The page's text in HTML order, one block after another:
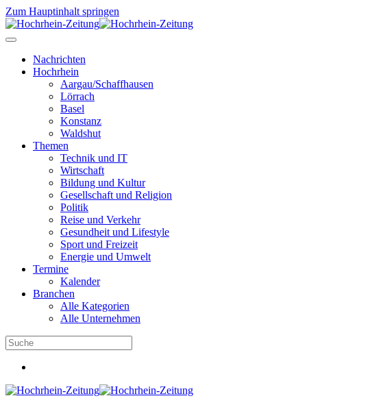
Zum Hauptinhalt springen
Nachrichten
Hochrhein
Aargau/Schaffhausen
Lörrach
Basel
Konstanz
Waldshut
Themen
Technik und IT
Wirtschaft
Bildung und Kultur
Gesellschaft und Religion
Politik
Reise und Verkehr
Gesundheit und Lifestyle
Sport und Freizeit
Energie und Umwelt
Termine
Kalender
Branchen
Alle Kategorien
Alle Unternehmen